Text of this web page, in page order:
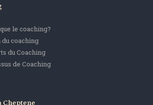
le coaching?
coaching
du Coaching
de Coaching